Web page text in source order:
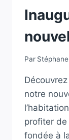
Par
notre
profiter de
fondée à